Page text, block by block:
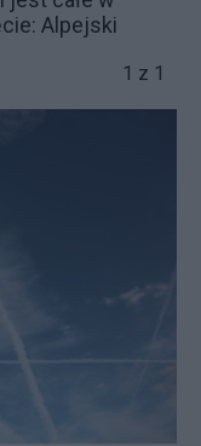
Alpejski
1 z 1